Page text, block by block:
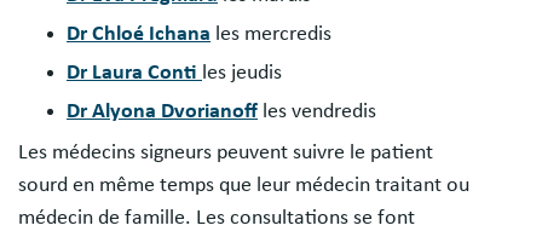
Dr Chloé Ichana les mercredis
Dr Laura Conti les jeudis
Dr Alyona Dvorianoff les vendredis
Les médecins signeurs peuvent suivre le patient
sourd en même temps que leur médecin traitant ou
médecin de famille. Les consultations se font